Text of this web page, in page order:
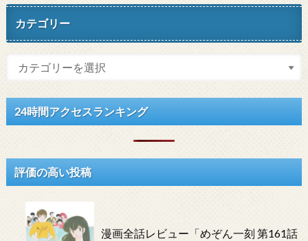
カテゴリー
24時間アクセスランキング
評価の高い投稿
漫画全話レビュー「めぞん一刻 第161話